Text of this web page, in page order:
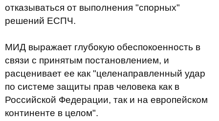
отказываться от выполнения "спорных"
решений ЕСПЧ.
МИД выражает глубокую обеспокоенность в
связи с принятым постановлением, и
расценивает ее как "целенаправленный удар
по системе защиты прав человека как в
Российской Федерации, так и на европейском
континенте в целом".